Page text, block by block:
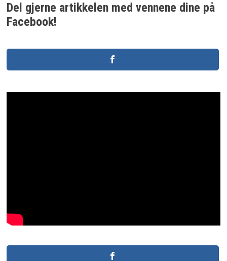
Del gjerne artikkelen med vennene dine på
Facebook!